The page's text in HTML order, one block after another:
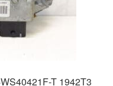
T 1942T3